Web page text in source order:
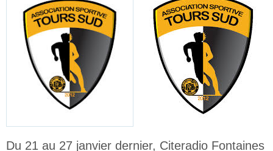
Du 21 au 27 janvier dernier, Citeradio Fontaines